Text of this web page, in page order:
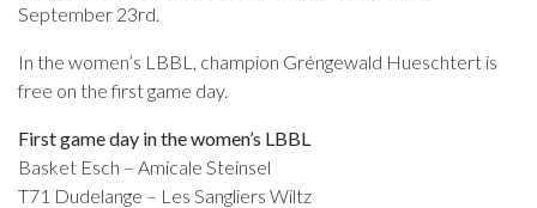
September 23rd.
In the women’s LBBL, champion Gréngewald Hueschtert is
free on the first game day.
First game day in the women’s LBBL
Basket Esch – Amicale Steinsel
T71 Dudelange – Les Sangliers Wiltz